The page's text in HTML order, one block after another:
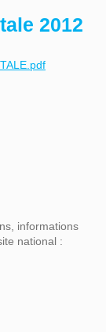
2012
informations
national :